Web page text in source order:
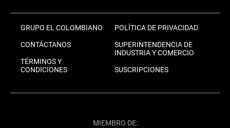
GRUPO EL COLOMBIANO
CONTÁCTANOS
TÉRMINOS Y
CONDICIONES
POLÍTICA DE PRIVACIDAD
SUPERINTENDENCIA DE
INDUSTRIA Y COMERCIO
SUSCRIPCIONES
MIEMBRO DE: